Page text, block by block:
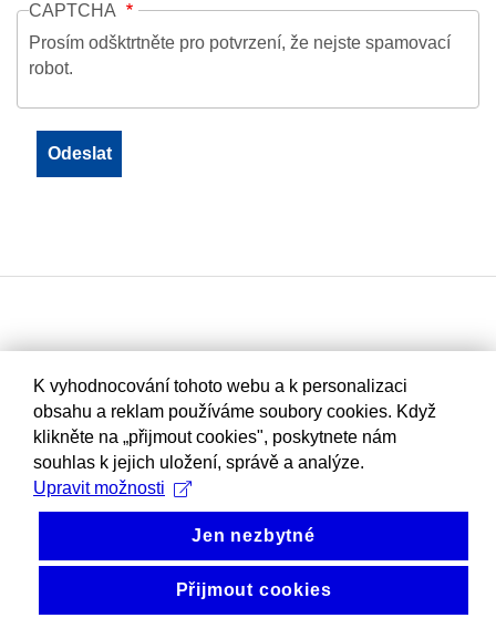
CAPTCHA
Prosím odšktrtněte pro potvrzení, že nejste spamovací
robot.
K vyhodnocování tohoto webu a k personalizaci
obsahu a reklam používáme soubory cookies. Když
klikněte na „přijmout cookies", poskytnete nám
souhlas k jejich uložení, správě a analýze.
Upravit možnosti
Jen nezbytné
Přijmout cookies